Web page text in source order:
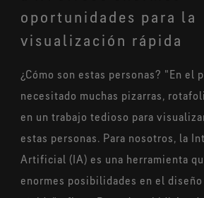
oportunidades para la
visualización rápida
¿Cómo son estas personas? "En el
necesitado muchas pizarras,
en un trabajo tedioso para
estas personas. Para nosotros, la
Artificial (IA) es una herramienta
enormes posibilidades en el